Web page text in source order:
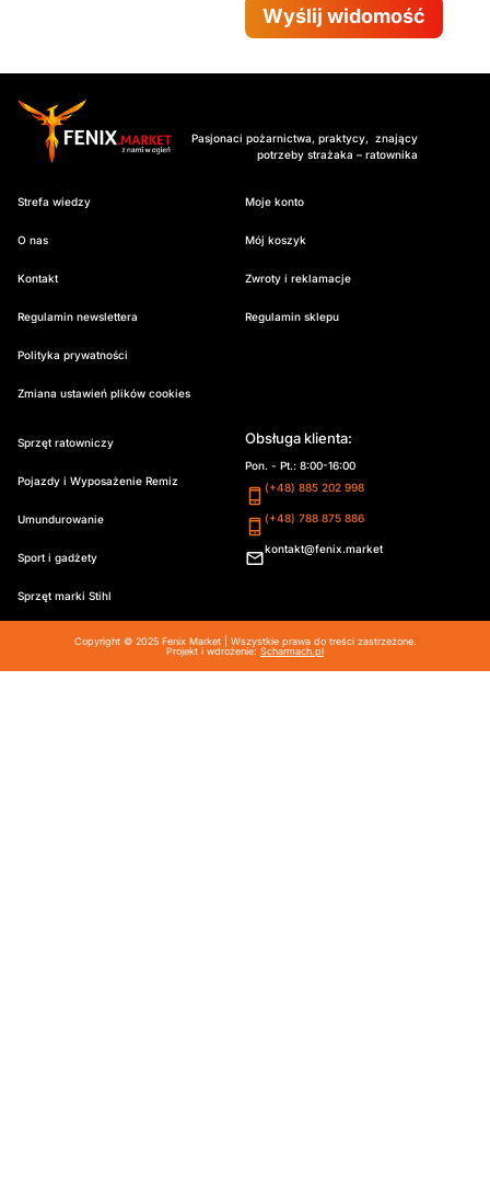
Wyślij widomość
Pasjonaci pożarnictwa, praktycy, znający
potrzeby strażaka – ratownika
Strefa wiedzy
O nas
Kontakt
Regulamin newslettera
Polityka prywatności
Zmiana ustawień plików cookies
Moje konto
Mój koszyk
Zwroty i reklamacje
Regulamin sklepu
Sprzęt ratowniczy
Pojazdy i Wyposażenie Remiz
Umundurowanie
Sport i gadżety
Sprzęt marki Stihl
Obsługa klienta:
Pon. - Pt.: 8:00-16:00
(+48) 885 202 998
(+48) 788 875 886
kontakt@fenix.market
Copyright © 2025 Fenix Market | Wszystkie prawa do treści zastrzeżone.
Projekt i wdrożenie: Scharmach.pl